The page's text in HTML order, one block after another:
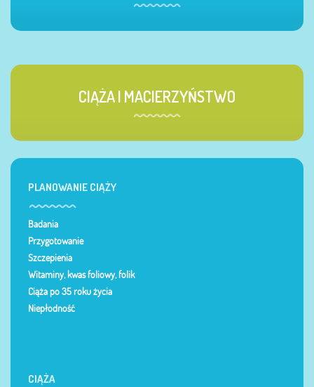
CIĄŻA I MACIERZYŃSTWO
PLANOWANIE CIĄŻY
Badania
Przygotowanie
Szczepienia
Witaminy, kwas foliowy, folik
Ciąża po 35 roku życia
Niepłodność
CIĄŻA